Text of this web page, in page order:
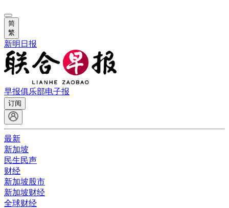
简
繁
新明日报
早报俱乐部电子报
订阅
最新
新加坡
民生民声
财经
新加坡股市
新加坡财经
全球财经